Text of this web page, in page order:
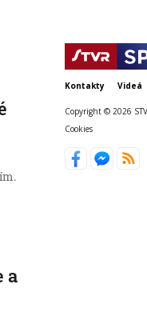
a
Kontakty Videá
Copyright © 2026
Cookies